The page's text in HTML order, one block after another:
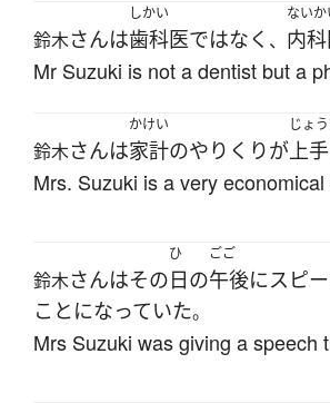
鈴木さんは
しかい
歯科医ではなく 、
ないか
内
Mr Suzuki is not a dentist but a
鈴木さんは
かけい
家計のやりくりが
じょ
上
Mrs. Suzuki is a very
鈴木さんはその
ひ
日の
ごご
午後にスピ
ことになっていた。
Mrs Suzuki was giving a speech